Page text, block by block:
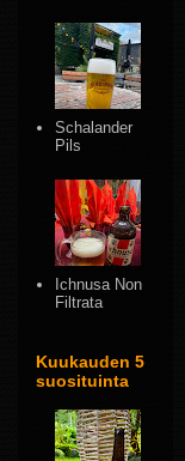
Schalander
Pils
Ichnusa Non
Filtrata
Kuukauden 5
suosituinta